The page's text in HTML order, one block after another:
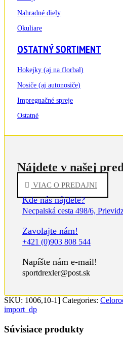
Nahradné diely
Okuliare
OSTATNÝ SORTIMENT
Hokejky (aj na florbal)
Nosiče (aj autonosiče)
Impregnačné spreje
Ostatné
Nájdete v našej
VIAC O PREDAJNI
Kde nás nájdete?
Necpalská cesta 498/6,
Zavolajte nám!
+421 (0)903 808 544
Napíšte nám e-mail!
sportdrexler@post.sk
SKU: 1006,10-1] Categories:
import_dp
Súvisiace produkty